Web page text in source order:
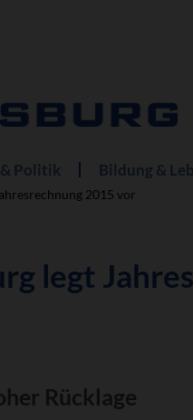
Politik Bildung &
2015 vor
legt
Rücklage